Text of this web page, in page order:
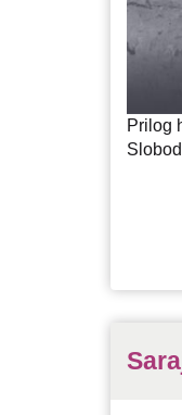
Prilog